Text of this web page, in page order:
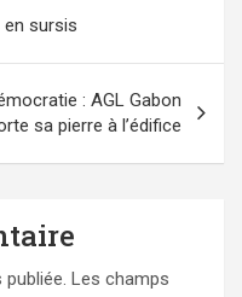
en sursis
: AGL Gabon
sa pierre à l’édifice
Les champs